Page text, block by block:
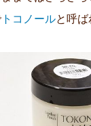
トコノールと呼